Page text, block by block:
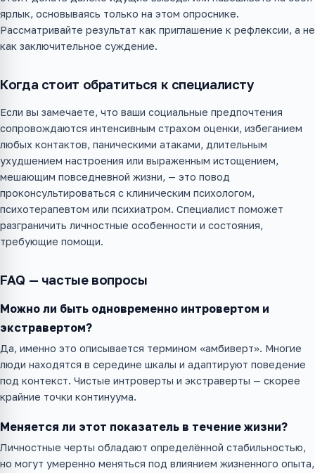
ярлык, основываясь только на этом опроснике.
Рассматривайте результат как приглашение к рефлексии, а не
как заключительное суждение.
Когда стоит обратиться к специалисту
Если вы замечаете, что ваши социальные предпочтения
сопровождаются интенсивным страхом оценки, избеганием
любых контактов, паническими атаками, длительным
ухудшением настроения или выраженным истощением,
мешающим повседневной жизни, — это повод
проконсультироваться с клиническим психологом,
психотерапевтом или психиатром. Специалист поможет
разграничить личностные особенности и состояния,
требующие помощи.
FAQ — частые вопросы
Можно ли быть одновременно интровертом и
экстравертом?
Да, именно это описывается термином «амбиверт». Многие
люди находятся в середине шкалы и адаптируют поведение
под контекст. Чистые интроверты и экстраверты — скорее
крайние точки континуума.
Меняется ли этот показатель в течение жизни?
Личностные черты обладают определённой стабильностью,
но могут умеренно меняться под влиянием жизненного опыта,